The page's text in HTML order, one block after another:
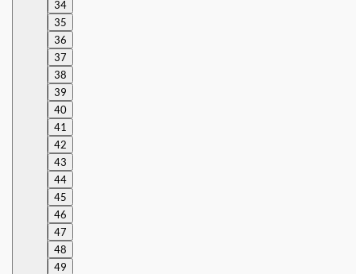
34
35
36
37
38
39
40
41
42
43
44
45
46
47
48
49